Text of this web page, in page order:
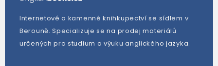
Internetové a kamenné knihkupectví se sídlem v
Berouně. Specializuje se na prodej materiálů
určených pro studium a výuku anglického jazyka.